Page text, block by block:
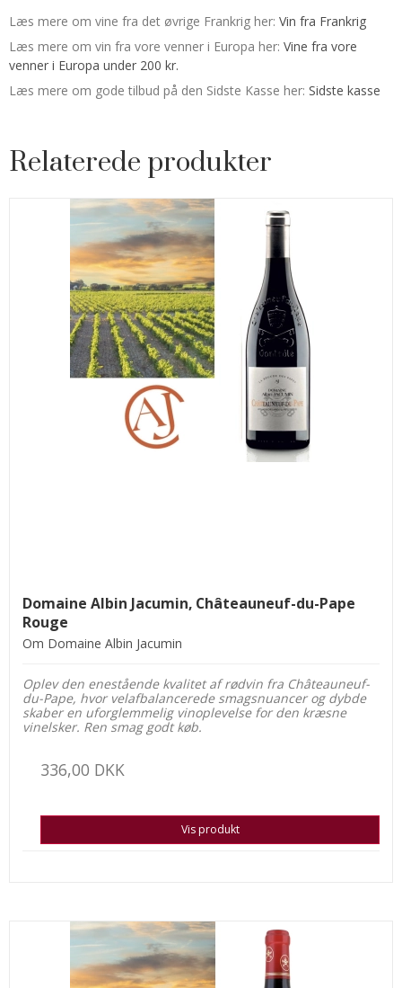
Læs mere om vine fra det øvrige Frankrig her: Vin fra Frankrig
Læs mere om vin fra vore venner i Europa her: Vine fra vore
venner i Europa under 200 kr.
Læs mere om gode tilbud på den Sidste Kasse her: Sidste kasse
Relaterede produkter
Domaine Albin Jacumin, Châteauneuf-du-Pape
Rouge
Om Domaine Albin Jacumin
Oplev den enestående kvalitet af rødvin fra Châteauneuf-
du-Pape, hvor velafbalancerede smagsnuancer og dybde
skaber en uforglemmelig vinoplevelse for den kræsne
vinelsker. Ren smag godt køb.
336,00 DKK
Vis produkt